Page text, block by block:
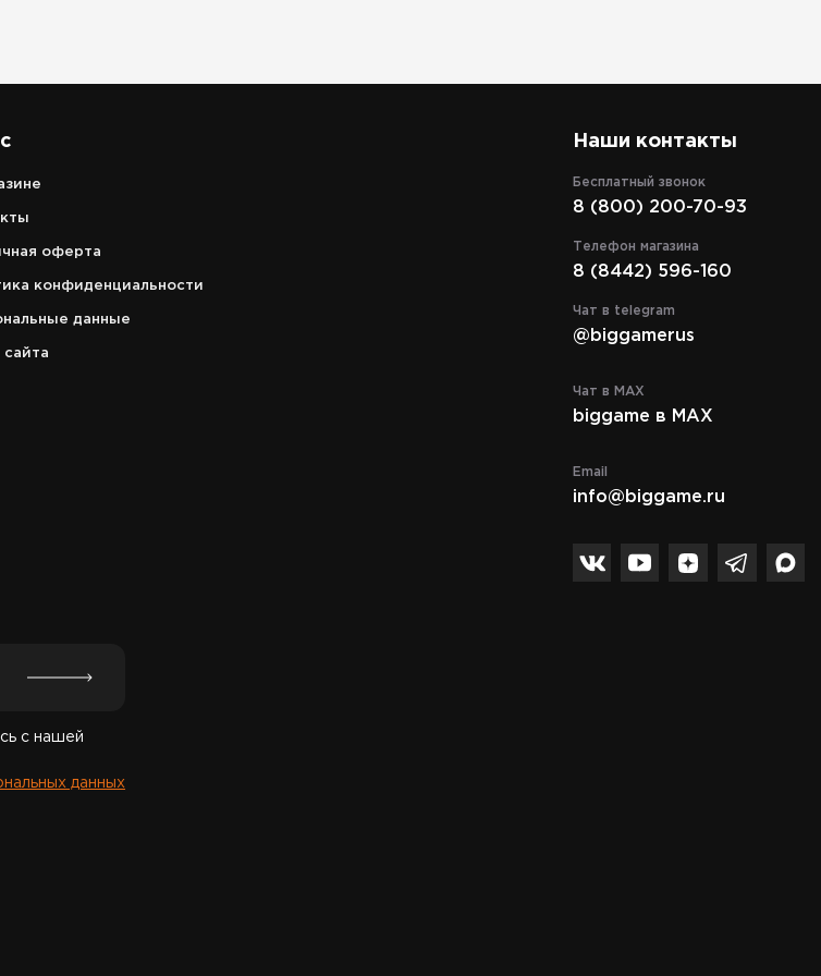
X-Impact Technology™: эта технология оказывает
улучшает работу мышц и внутренних органов. Так же
X-Bionic® PartialKompression: частичная компрессия
оферта
конфиденциальности
данные
сайта
Наши контакты
Бесплатный звонок
8 (800) 200-70-93
Телефон магазина
8 (8442) 596-160
Чат в telegram
@biggamerus
Чат в MAX
biggame в MAX
Email
info@biggame.ru
с нашей
данных